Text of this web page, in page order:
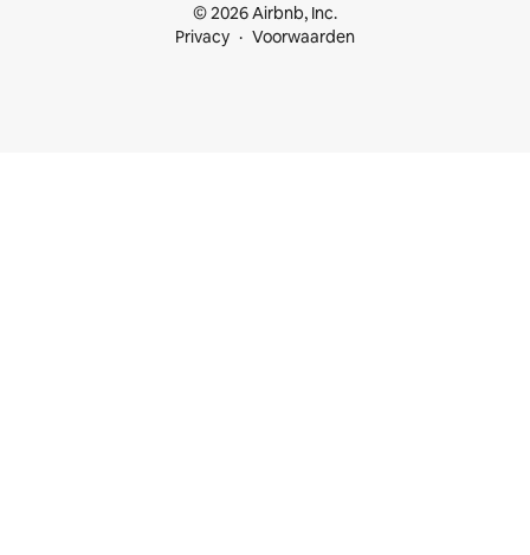
© 2026 Airbnb, Inc.
Privacy
Voorwaarden